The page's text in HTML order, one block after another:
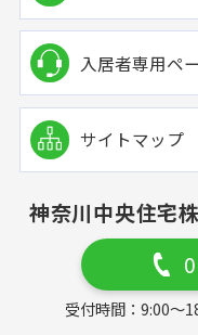
入居者専用ペ
サイトマップ
神奈川中央住宅
受付時間：9:00～